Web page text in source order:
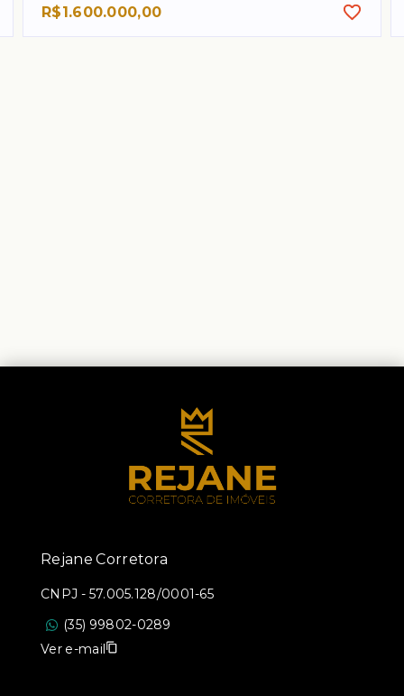
R$1.600.000,00
Rejane Corretora
CNPJ - 57.005.128/0001-65
(35) 99802-0289
Ver e-mail